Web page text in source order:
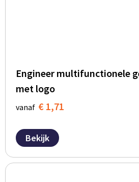
Engineer multifunctionele
met logo
vanaf € 1,71
Bekijk